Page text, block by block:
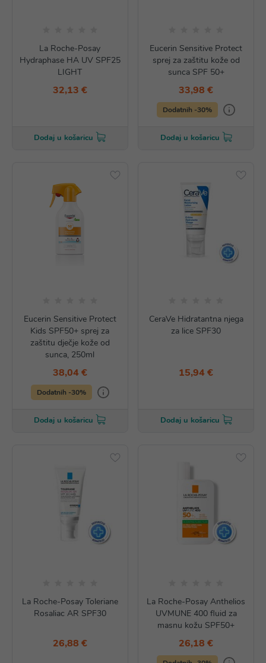
La Roche-Posay
Hydraphase HA UV SPF25
LIGHT
32,13 €
Dodaj u košaricu
Eucerin Sensitive Protect
sprej za zaštitu kože od
sunca SPF 50+
33,98 €
Dodatnih -30%
Dodaj u košaricu
Eucerin Sensitive Protect
Kids SPF50+ sprej za
zaštitu dječje kože od
sunca, 250ml
38,04 €
Dodatnih -30%
Dodaj u košaricu
CeraVe Hidratantna njega
za lice SPF30
15,94 €
Dodaj u košaricu
La Roche-Posay Toleriane
Rosaliac AR SPF30
26,88 €
La Roche-Posay Anthelios
UVMUNE 400 fluid za
masnu kožu SPF50+
26,18 €